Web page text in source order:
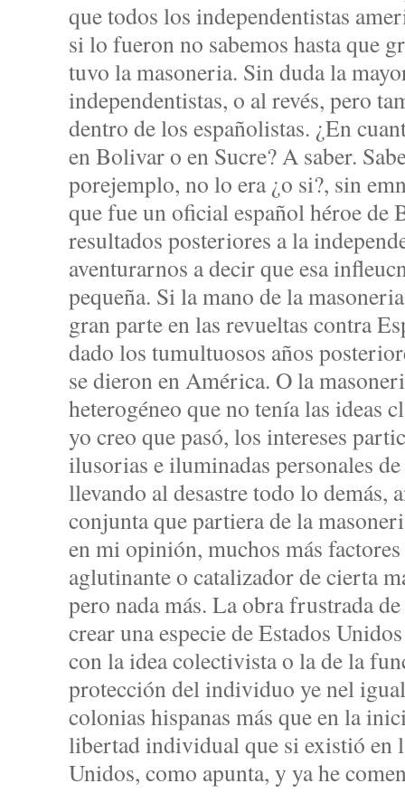
que todos los independentistas
si lo fueron no sabemos hasta que
tuvo la masoneria. Sin duda la
independentistas, o al revés, pero
dentro de los españolistas. ¿En
en Bolivar o en Sucre? A saber.
porejemplo, no lo era ¿o si?, sin
que fue un oficial español héroe de
resultados posteriores a la
aventurarnos a decir que esa
pequeña. Si la mano de la
gran parte en las revueltas contra
dado los tumultuosos años
se dieron en América. O la
heterogéneo que no tenía las ideas
yo creo que pasó, los intereses
ilusorias e iluminadas personales
llevando al desastre todo lo demás,
conjunta que partiera de la
en mi opinión, muchos más
aglutinante o catalizador de cierta
pero nada más. La obra frustrada
crear una especie de Estados
con la idea colectivista o la de la
protección del individuo ye nel
colonias hispanas más que en la
libertad individual que si existió en
Unidos, como apunta, y ya he